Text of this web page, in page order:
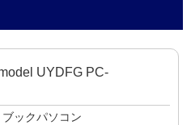
UYDFG PC-
ブックパソコン